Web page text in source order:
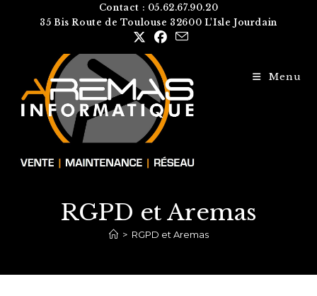
Contact : 05.62.67.90.20
35 Bis Route de Toulouse 32600 L'Isle Jourdain
Menu
RGPD et Aremas
> RGPD et Aremas